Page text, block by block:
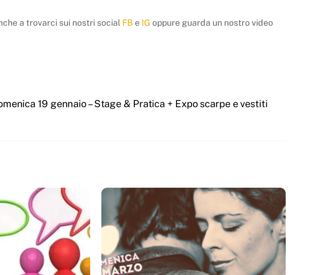
a trovarci sui nostri social FB e IG oppure guarda un nostro video
19 gennaio – Stage & Pratica + Expo scarpe e vestiti